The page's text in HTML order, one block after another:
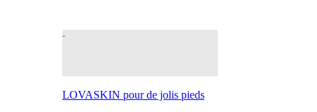
LOVASKIN pour de jolis pieds